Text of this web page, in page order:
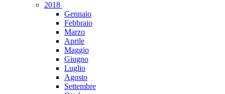
2018
Gennaio
Febbraio
Marzo
Aprile
Maggio
Giugno
Luglio
Agosto
Settembre